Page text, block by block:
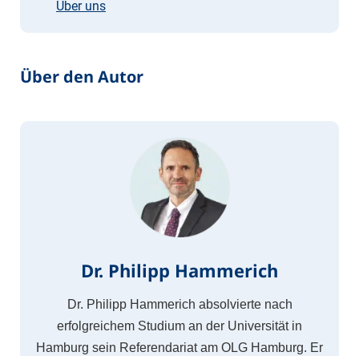
Über uns
Über den Autor
Dr. Philipp Hammerich
Dr. Philipp Hammerich absolvierte nach
erfolgreichem Studium an der Universität in
Hamburg sein Referendariat am OLG Hamburg. Er